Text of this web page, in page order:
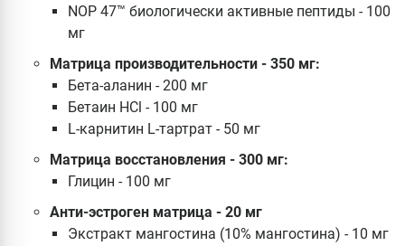
NOP 47™ биологически активные пептиды - 100
мг
Матрица производительности - 350 мг:
Бета-аланин - 200 мг
Бетаин HCl - 100 мг
L-карнитин L-тартрат - 50 мг
Матрица восстановления - 300 мг:
Глицин - 100 мг
Анти-эстроген матрица - 20 мг
Экстракт мангостина (10% мангостина) - 10 мг